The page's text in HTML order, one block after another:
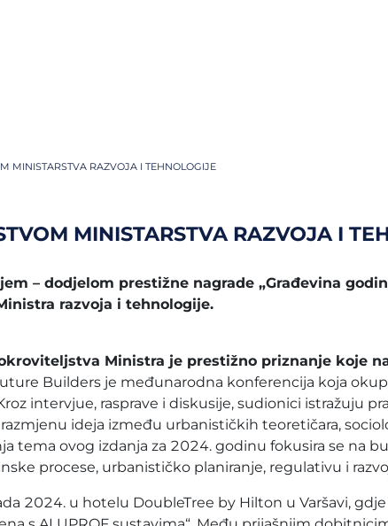
MINISTARSTVA RAZVOJA I TEHNOLOGIJE
MINISTARSTVA RAZVOJA I
– dodjelom prestižne nagrade „Građevina
razvoja i tehnologije.
Ministra je prestižno priznanje koje
Builders je međunarodna konferencija koja
intervjue, rasprave i diskusije, sudionici istražuju
ideja između urbanističkih teoretičara,
tema ovog izdanja za 2024. godinu fokusira se na
procese, urbanističko planiranje, regulativu i
2024. u hotelu DoubleTree by Hilton u Varšavi,